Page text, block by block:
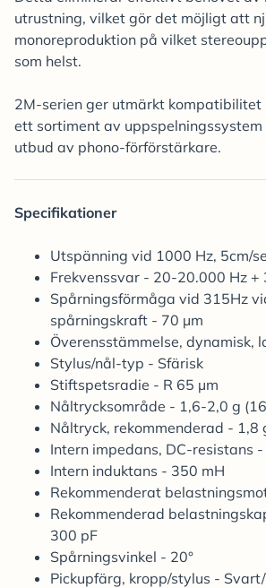
utrustning, vilket gör det möjligt att
monoreproduktion på vilket
som helst.
2M-serien ger utmärkt kompatibilitet
ett sortiment av
utbud av phono-förförstärkare.
Specifikationer
Utspänning vid 1000 Hz, 5cm/
Frekvenssvar - 20-20.000 Hz +
Spårningsförmåga vid 315Hz
spårningskraft - 70 µm
Överensstämmelse, dynamisk,
Stylus/nål-typ - Sfärisk
Stiftspetsradie - R 65 µm
Nåltrycksområde - 1,6-2,0 g
Nåltryck, rekommenderad - 1,8
Intern impedans, DC-resistans
Intern induktans - 350 mH
Rekommenderat
Rekommenderad
300 pF
Spårningsvinkel - 20°
Pickupfärg, kropp/stylus -